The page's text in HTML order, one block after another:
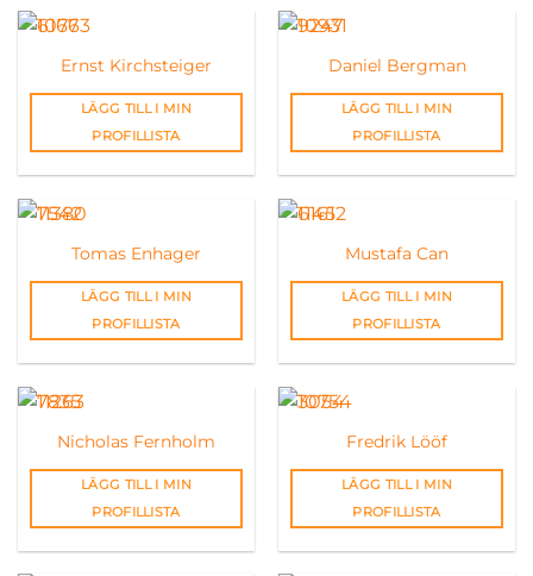
Ernst Kirchsteiger
LÄGG TILL I MIN
PROFILLISTA
Daniel Bergman
LÄGG TILL I MIN
PROFILLISTA
Tomas Enhager
LÄGG TILL I MIN
PROFILLISTA
Mustafa Can
LÄGG TILL I MIN
PROFILLISTA
Nicholas Fernholm
LÄGG TILL I MIN
PROFILLISTA
Fredrik Lööf
LÄGG TILL I MIN
PROFILLISTA